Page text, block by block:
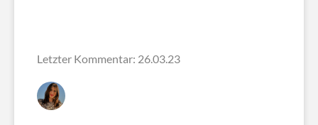
Letzter Kommentar: 26.03.23